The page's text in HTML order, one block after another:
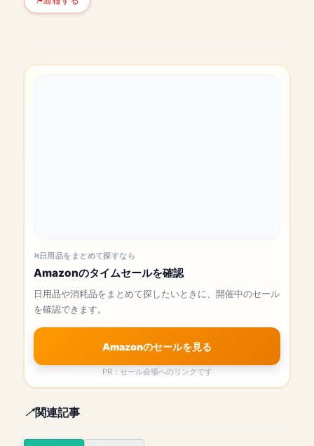
日用品をまとめて探すなら
Amazonのタイムセールを確認
日用品や消耗品をまとめて探したいときに、開催中のセール
を確認できます。
Amazonのセールを見る
PR：セール会場へのリンクです
関連記事